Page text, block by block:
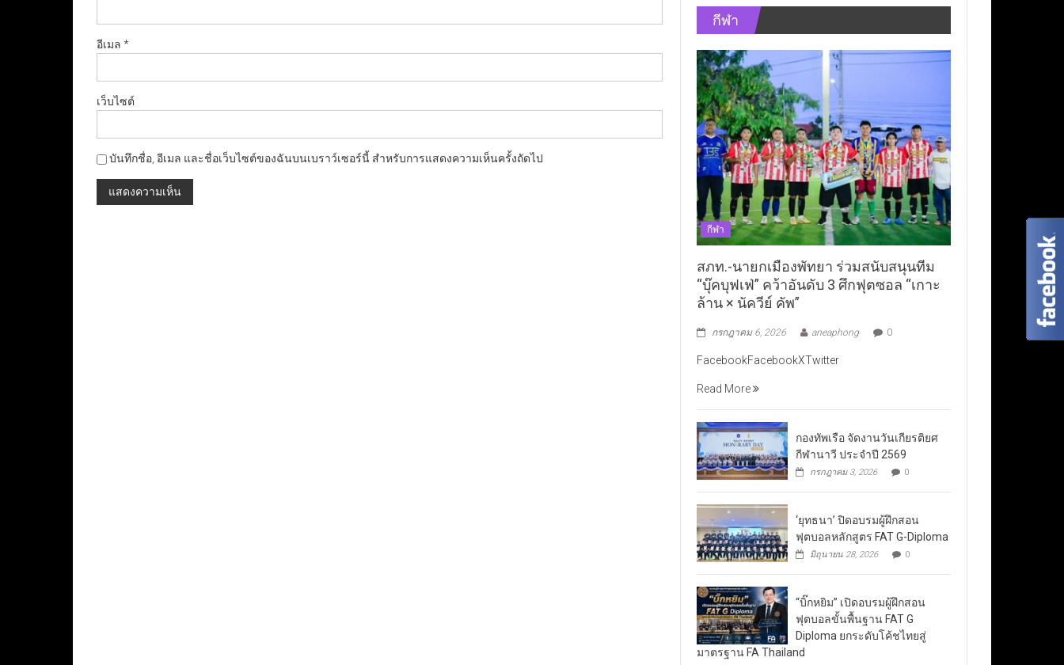
อีเมล *
เว็บไซต์
บันทึกชื่อ, อีเมล และชื่อเว็บไซต์ของฉันบนเบราว์เซอร์นี้ สำหรับการแสดงความเห็นครั้งถัดไป
กีฬา
กีฬา
สภท.-นายกเมืองพัทยา ร่วมสนับสนุนทีม
“บุ๊คบุฟเฟ่” คว้าอันดับ 3 ศึกฟุตซอล “เกาะ
ล้าน × นัควีย์ คัพ”
กรกฎาคม 6, 2026 aneaphong 0
FacebookFacebookXTwitter
Read More
กองทัพเรือ จัดงานวันเกียรติยศ
กีฬานาวี ประจำปี 2569
กรกฎาคม 3, 2026 0
‘ยุทธนา’ ปิดอบรมผู้ฝึกสอน
ฟุตบอลหลักสูตร FAT G-Diploma
มิถุนายน 28, 2026 0
“บิ๊กหยิม” เปิดอบรมผู้ฝึกสอน
ฟุตบอลขั้นพื้นฐาน FAT G
Diploma ยกระดับโค้ชไทยสู่
มาตรฐาน FA Thailand